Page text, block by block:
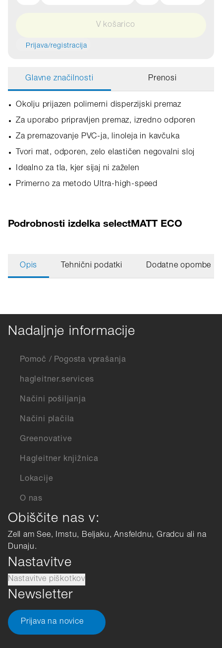
V košarico
Prijava/registracija
Glavne značilnosti Prenosi
Okolju prijazen polimerni disperzijski premaz
Za uporabo pripravljen premaz, izredno odporen
Za premazovanje PVC-ja, linoleja in kavčuka
Tvori mat, odporen, zelo elastičen negovalni sloj
Idealno za tla, kjer sijaj ni zaželen
Primerno za metodo Ultra-high-speed
Podrobnosti izdelka selectMATT ECO
Opis Tehnični podatki Dodatne opombe
Nadaljnje informacije
Pomoč / Pogosta vprašanja
hagleitner.services
Načini pošiljanja
Načini plačila
Greenovative
Hagleitner knjižnica
Lokacije
O nas
Obiščite nas v:
Zell am See, Imstu, Beljaku, Ansfeldnu, Gradcu ali na
Dunaju.
Nastavitve
Nastavitve piškotkov
Newsletter
Prijava na novice